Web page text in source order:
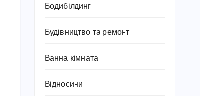
Бодибілдинг
Будівництво та ремонт
Ванна кімната
Відносини